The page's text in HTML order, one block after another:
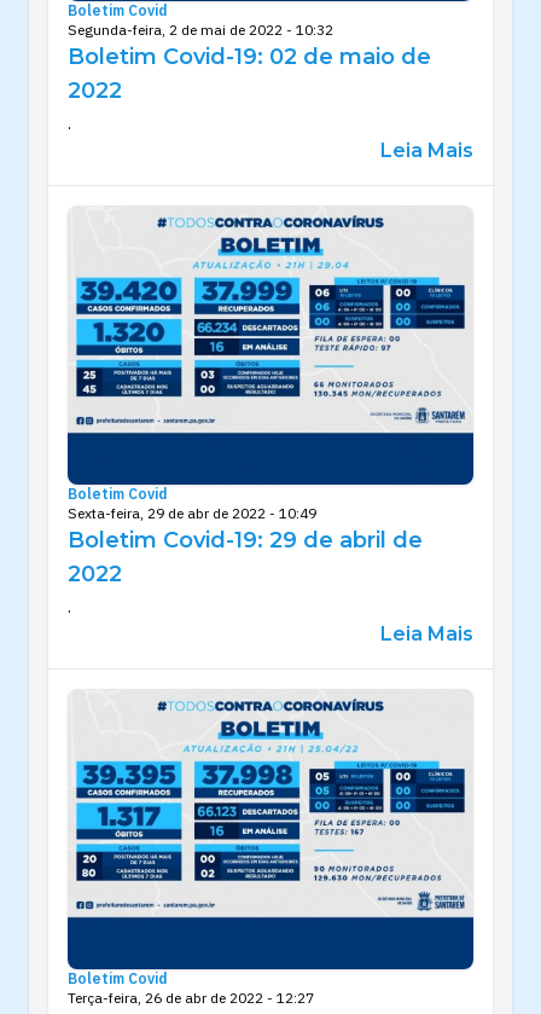
Boletim Covid
Segunda-feira, 2 de mai de 2022 - 10:32
Boletim Covid-19: 02 de maio de
2022
.
Leia Mais
Boletim Covid
Sexta-feira, 29 de abr de 2022 - 10:49
Boletim Covid-19: 29 de abril de
2022
.
Leia Mais
Boletim Covid
Terça-feira, 26 de abr de 2022 - 12:27